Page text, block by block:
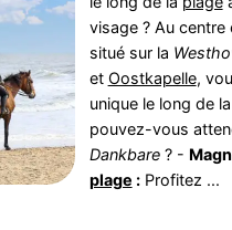
visage ? Au centre
situé sur la
et Oostkapelle,
unique le long de la
pouvez-vous
Dankbare? -
plage :Profitez ...